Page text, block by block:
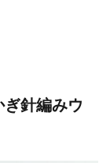
ぎ針編みウ